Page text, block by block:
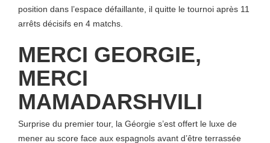
position dans l’espace défaillante, il quitte le tournoi après 11
arrêts décisifs en 4 matchs.
MERCI GEORGIE,
MERCI
MAMADARSHVILI
Surprise du premier tour, la Géorgie s’est offert le luxe de
mener au score face aux espagnols avant d’être terrassée